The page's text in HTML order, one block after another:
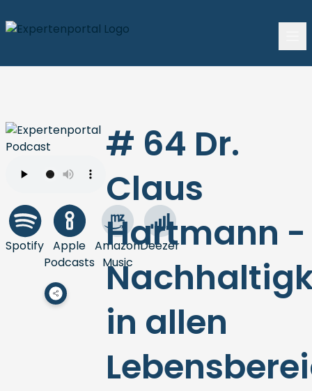
Spotify Apple
Podcasts
Amazon
Music
Deezer
# 64 Dr.
Claus
Hartmann -
in allen